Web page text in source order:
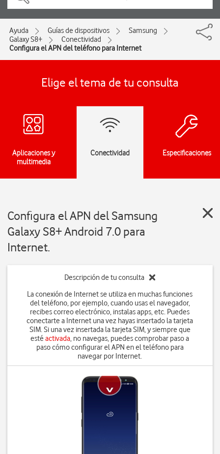
Ayuda Guías de dispositivos
Samsung
Galaxy S8+
Conectividad
Configura el APN del teléfono para Internet
Elige el tema de tu consulta
Aplicaciones y
multimedia
Conectividad Especificaciones
Configura el APN del Samsung
Galaxy S8+ Android 7.0 para
Internet.
Descripción de tu consulta
La conexión de Internet se utiliza en muchas funciones
del teléfono, por ejemplo, cuando usas el navegador,
recibes correo electrónico, instalas apps, etc. Puedes
conectarte a Internet una vez hayas insertado la tarjeta
SIM. Si una vez insertada la tarjeta SIM, y siempre que
estéactivada, no navegas, puedes comprobar paso a
paso cómo configurar el APN en el teléfono para
navegar por Internet.